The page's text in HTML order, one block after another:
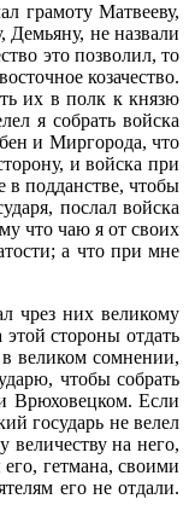
грамоту Матвееву,
не назвали
это позволил, то
козачество.
их в полк к князю
я собрать войска
и Миргорода, что
и войска при
в подданстве, чтобы
послал войска
что чаю я от своих
а что при мне
чрез них великому
стороны отдать
в великом сомнении,
чтобы собрать
Врюховецком. Если
государь не велел
на него,
гетмана, своими
его не отдали.